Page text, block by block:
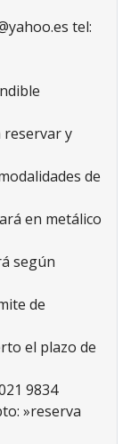
tel:
reservar y
de
en metálico
según
de
el plazo de
9834
»reserva